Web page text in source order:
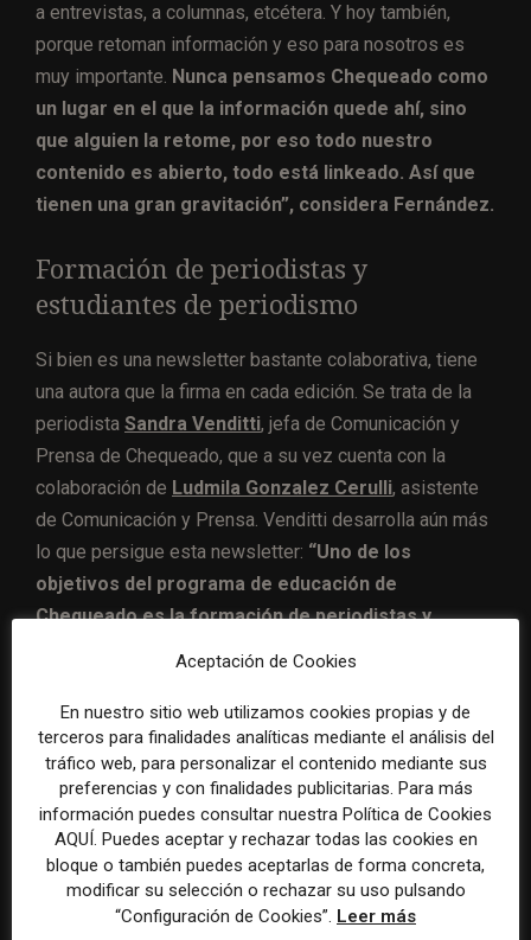
a entrevistas, a columnas, etcétera. Y hoy también,
porque retoman información y eso para nosotros es
muy importante. Nunca pensamos Chequeado como
un lugar en el que la información quede ahí, sino
que alguien la retome, por eso todo nuestro
contenido es abierto, todo está linkeado. Así que
tienen una gran gravitación”, considera Fernández.
Formación de periodistas y
estudiantes de periodismo
Si bien es una newsletter bastante colaborativa, tiene
una autora que la firma en cada edición. Se trata de la
periodista Sandra Venditti, jefa de Comunicación y
Prensa de Chequeado, que a su vez cuenta con la
colaboración de Ludmila Gonzalez Cerulli, asistente
de Comunicación y Prensa. Venditti desarrolla aún más
lo que persigue esta newsletter: “Uno de los
objetivos del programa de educación de
Chequeado es la formación de periodistas y
Programa de Educación de Chequeado, que es dar
cursos, capacitaciones, charlas, etcétera,
incorporar otra forma más de comunicarnos con
este público. Nuestra idea es compartir las
experiencias que vamos teniendo en la utilización de
nuevos formatos, el descubrimiento de herramientas o
bien creaciones mismas de herramientas que hace
Aceptación de Cookies
En nuestro sitio web utilizamos cookies propias y de
terceros para finalidades analíticas mediante el análisis del
tráfico web, para personalizar el contenido mediante sus
preferencias y con finalidades publicitarias. Para más
información puedes consultar nuestra Política de Cookies
AQUÍ. Puedes aceptar y rechazar todas las cookies en
bloque o también puedes aceptarlas de forma concreta,
modificar su selección o rechazar su uso pulsando
“Configuración de Cookies”. Leer más